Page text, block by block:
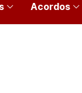
Acordos